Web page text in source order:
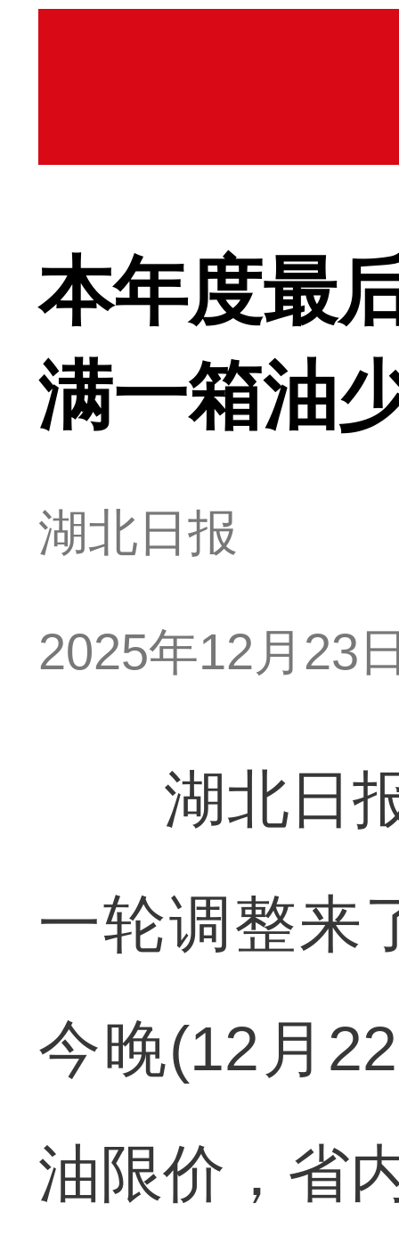
本年度最
满一箱油
湖北日报
2025年12月23
湖北日报
一轮调整来
今晚(12月
油限价，省